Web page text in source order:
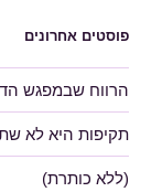
פוסטים אחרונים
הרווח שבמפגש
תקיפות היא לא
(ללא כותרת)